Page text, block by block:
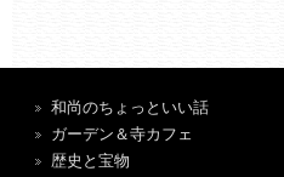
和尚のちょっといい話
ガーデン＆寺カフェ
歴史と宝物